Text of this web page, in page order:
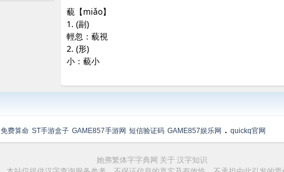
藐【miǎo】
1. (副)
輕忽：藐視
2. (形)
小：藐小
免费算命 ST手游盒子 GAME857手游网 短信验证码 GAME857娱乐网 . quickq官网
她弗繁体字字典网 关于汉字知识